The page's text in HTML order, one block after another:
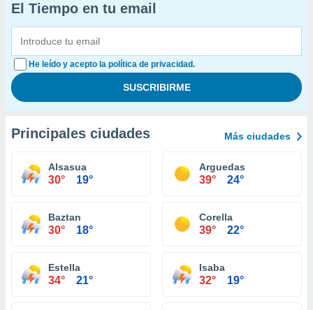
El Tiempo en tu email
He leído y acepto la política de privacidad.
Principales ciudades Más ciudades
Alsasua
30° 19°
Arguedas
39° 24°
Baztan
30° 18°
Corella
39° 22°
Estella
34° 21°
Isaba
32° 19°